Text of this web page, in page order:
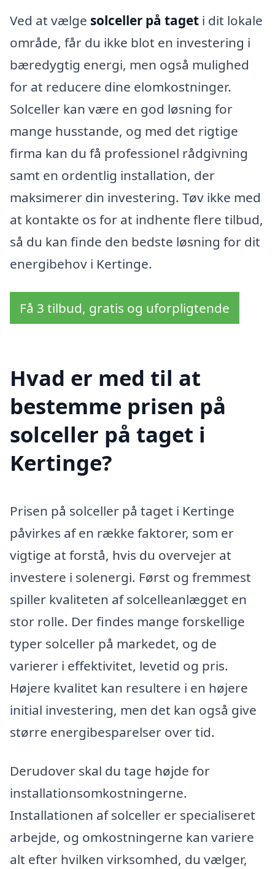
Ved at vælge solceller på taget i dit lokale
område, får du ikke blot en investering i
bæredygtig energi, men også mulighed
for at reducere dine elomkostninger.
Solceller kan være en god løsning for
mange husstande, og med det rigtige
firma kan du få professionel rådgivning
samt en ordentlig installation, der
maksimerer din investering. Tøv ikke med
at kontakte os for at indhente flere tilbud,
så du kan finde den bedste løsning for dit
energibehov i Kertinge.
Få 3 tilbud, gratis og uforpligtende
Hvad er med til at
bestemme prisen på
solceller på taget i
Kertinge?
Prisen på solceller på taget i Kertinge
påvirkes af en række faktorer, som er
vigtige at forstå, hvis du overvejer at
investere i solenergi. Først og fremmest
spiller kvaliteten af solcelleanlægget en
stor rolle. Der findes mange forskellige
typer solceller på markedet, og de
varierer i effektivitet, levetid og pris.
Højere kvalitet kan resultere i en højere
initial investering, men det kan også give
større energibesparelser over tid.
Derudover skal du tage højde for
installationsomkostningerne.
Installationen af solceller er specialiseret
arbejde, og omkostningerne kan variere
alt efter hvilken virksomhed, du vælger,